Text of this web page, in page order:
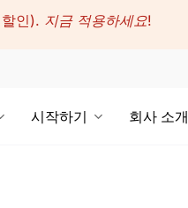
인). 지금 적용하세요!
시작하기 회사 소개